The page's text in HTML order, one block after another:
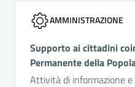
AMMINISTRAZIONE
Supporto ai cittadini
Permanente della
Attività di informazione